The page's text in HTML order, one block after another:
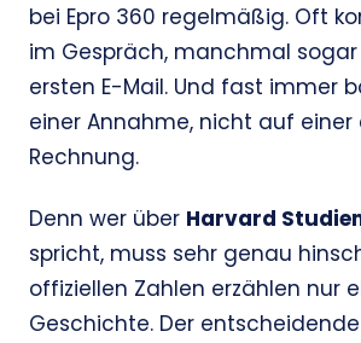
bei Epro 360 regelmäßig. Oft
im Gespräch, manchmal
ersten E-Mail. Und fast immer
einer Annahme, nicht auf einer
Rechnung.
Denn wer über Harvard
spricht, muss sehr genau
offiziellen Zahlen erzählen nur
Geschichte. Der